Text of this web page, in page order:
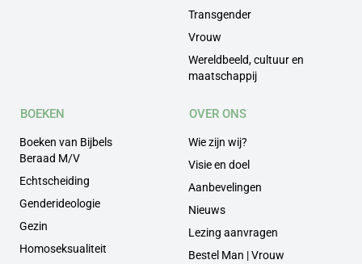
Transgender
Vrouw
Wereldbeeld, cultuur en
maatschappij
BOEKEN
Boeken van Bijbels
Beraad M/V
Echtscheiding
Genderideologie
Gezin
Homoseksualiteit
OVER ONS
Wie zijn wij?
Visie en doel
Aanbevelingen
Nieuws
Lezing aanvragen
Bestel Man | Vrouw